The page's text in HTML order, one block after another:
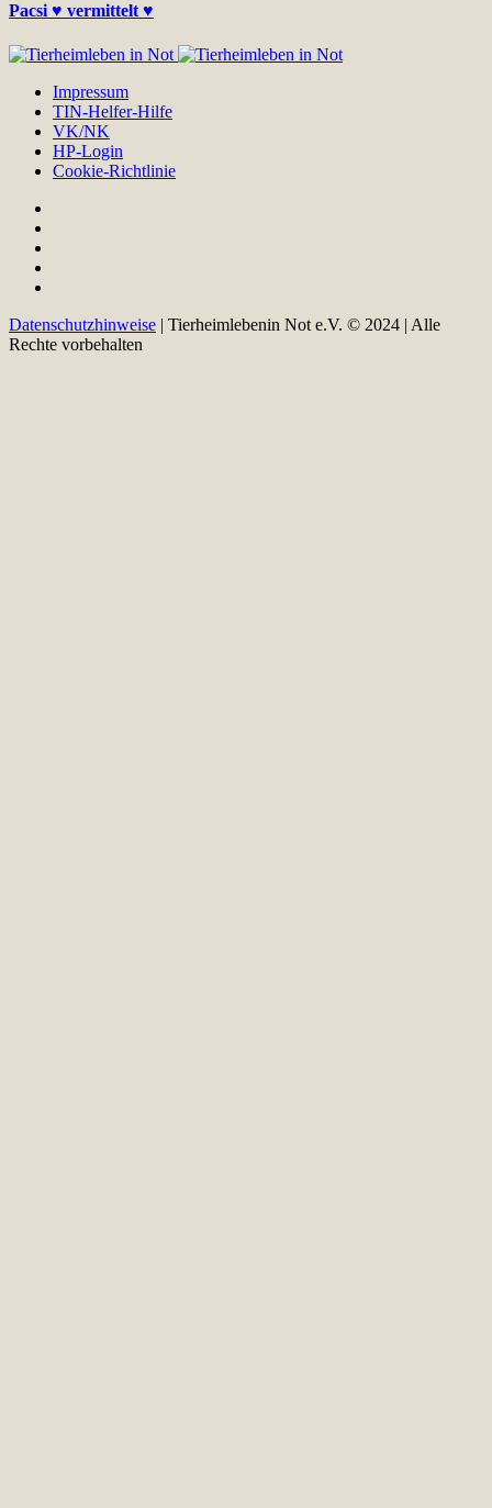
Pacsi ♥ vermittelt ♥
Impressum
TIN-Helfer-Hilfe
VK/NK
HP-Login
Cookie-Richtlinie
Datenschutzhinweise | Tierheimlebenin Not e.V. © 2024 | Alle
Rechte vorbehalten